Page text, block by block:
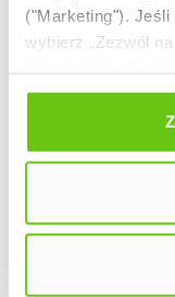
("Marketing").
wybierz „Zezwól
Odmów zgody
użyjemy tylko
Twój wybór
Polityce
3 899,90 zł